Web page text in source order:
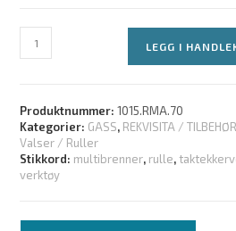
LEGG I
Produktnummer:1015.RMA.70
Kategorier: GASS, REKVISITA / TILBEHØR
Valser / Ruller
Stikkord: multibrenner, rulle,
verktøy